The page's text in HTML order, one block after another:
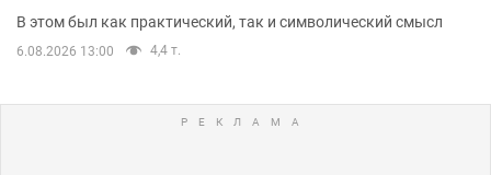
В этом был как практический, так и символический смысл
6.08.2026 13:00 4,4 т.